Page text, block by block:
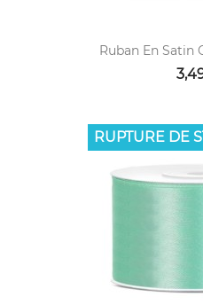
Ruban En Satin
RUPTURE DE